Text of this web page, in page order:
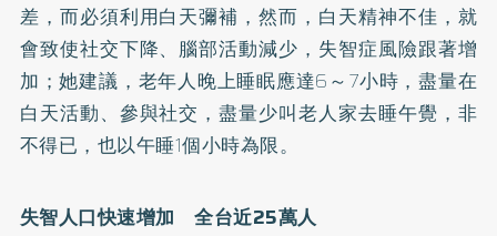
差，而必須利用白天彌補，然而，白天精神不佳，就
會致使社交下降、腦部活動減少，失智症風險跟著增
加；她建議，老年人晚上睡眠應達6～7小時，盡量在
白天活動、參與社交，盡量少叫老人家去睡午覺，非
不得已，也以午睡1個小時為限。
失智人口快速增加 全台近25萬人